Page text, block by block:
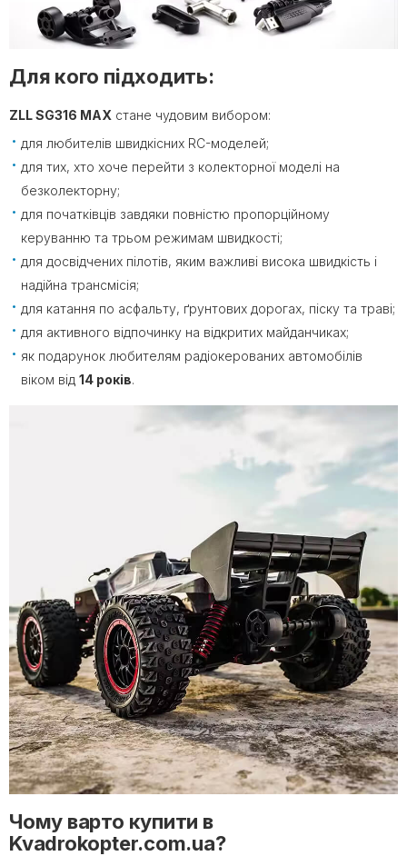
Для кого підходить:
ZLL SG316 MAX стане чудовим вибором:
для любителів швидкісних RC-моделей;
для тих, хто хоче перейти з колекторної моделі на
безколекторну;
для початківців завдяки повністю пропорційному
керуванню та трьом режимам швидкості;
для досвідчених пілотів, яким важливі висока швидкість і
надійна трансмісія;
для катання по асфальту, ґрунтових дорогах, піску та траві;
для активного відпочинку на відкритих майданчиках;
як подарунок любителям радіокерованих автомобілів
віком від 14 років.
Чому варто купити в
Kvadrokopter.com.ua?